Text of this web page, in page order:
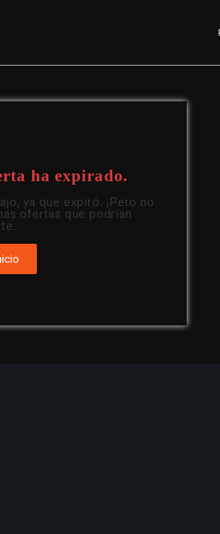
ha expirado.
ya que expiró. ¡Pero no
ofertas que podrían